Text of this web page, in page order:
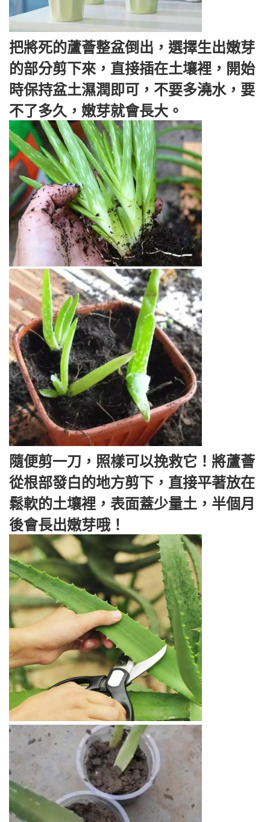
把將死的蘆薈整盆倒出，選擇生出嫩芽
的部分剪下來，直接插在土壤裡，開始
時保持盆土濕潤即可，不要多澆水，要
不了多久，嫩芽就會長大。
隨便剪一刀，照樣可以挽救它！將蘆薈
從根部發白的地方剪下，直接平著放在
鬆軟的土壤裡，表面蓋少量土，半個月
後會長出嫩芽哦！